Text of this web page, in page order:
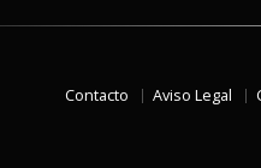
Contacto Aviso Legal